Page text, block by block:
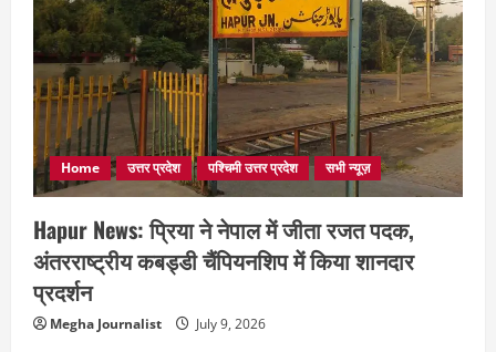
Home उत्तर प्रदेश पश्चिमी उत्तर प्रदेश सभी न्यूज़
Hapur News: प्रिया ने नेपाल में जीता रजत पदक,
अंतरराष्ट्रीय कबड्डी चैंपियनशिप में किया शानदार
प्रदर्शन
Megha Journalist July 9, 2026